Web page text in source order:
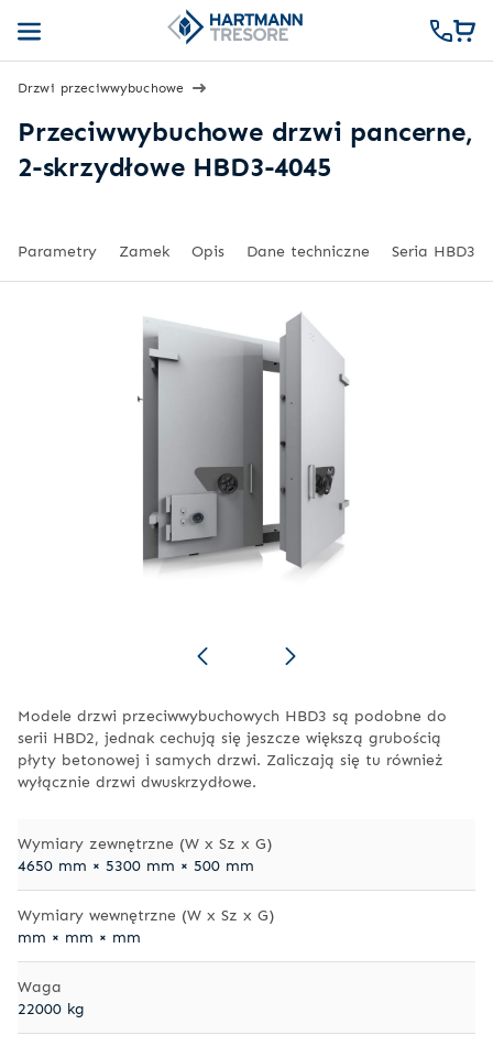
Drzwi przeciwwybuchowe
Przeciwwybuchowe drzwi pancerne,
2-skrzydłowe HBD3-4045
Modele drzwi przeciwwybuchowych HBD3 są podobne do
serii HBD2, jednak cechują się jeszcze większą grubością
płyty betonowej i samych drzwi. Zaliczają się tu również
wyłącznie drzwi dwuskrzydłowe.
Wymiary zewnętrzne (W x Sz x G)
4650 mm × 5300 mm × 500 mm
Wymiary wewnętrzne (W x Sz x G)
mm × mm × mm
Waga
22000 kg
Parametry Zamek Opis Dane techniczne Seria HBD3